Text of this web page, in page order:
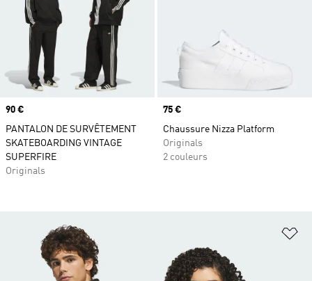
Prix
90 €
PANTALON DE SURVÊTEMENT
SKATEBOARDING VINTAGE
SUPERFIRE
Originals
Prix
75 €
Chaussure Nizza Platform
Originals
2 couleurs